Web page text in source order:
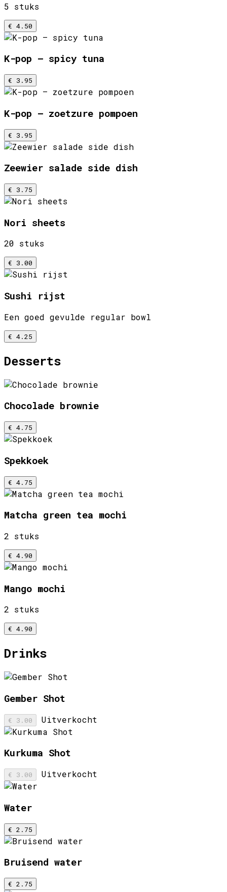
5 stuks
€ 4.50
K-pop – spicy tuna
€ 3.95
K-pop – zoetzure pompoen
€ 3.95
Zeewier salade side dish
€ 3.75
Nori sheets
20 stuks
€ 3.00
Sushi rijst
Een goed gevulde regular bowl
€ 4.25
Desserts
Chocolade brownie
€ 4.75
Spekkoek
€ 4.75
Matcha green tea mochi
2 stuks
€ 4.90
Mango mochi
2 stuks
€ 4.90
Drinks
Gember Shot
€ 3.00 Uitverkocht
Kurkuma Shot
€ 3.00 Uitverkocht
Water
€ 2.75
Bruisend water
€ 2.75